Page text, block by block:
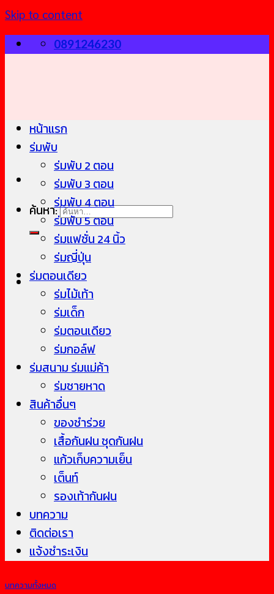
Skip to content
0891246230
ค้นหา:
หน้าแรก
ร่มพับ
ร่มพับ 2 ตอน
ร่มพับ 3 ตอน
ร่มพับ 4 ตอน
ร่มพับ 5 ตอน
ร่มแฟชั่น 24 นิ้ว
ร่มญี่ปุ่น
ร่มตอนเดียว
ร่มไม้เท้า
ร่มเด็ก
ร่มตอนเดียว
ร่มกอล์ฟ
ร่มสนาม ร่มแม่ค้า
ร่มชายหาด
สินค้าอื่นๆ
ของชำร่วย
เสื้อกันฝน ชุดกันฝน
แก้วเก็บความเย็น
เต็นท์
รองเท้ากันฝน
บทความ
ติดต่อเรา
แจ้งชำระเงิน
บทความทั้งหมด